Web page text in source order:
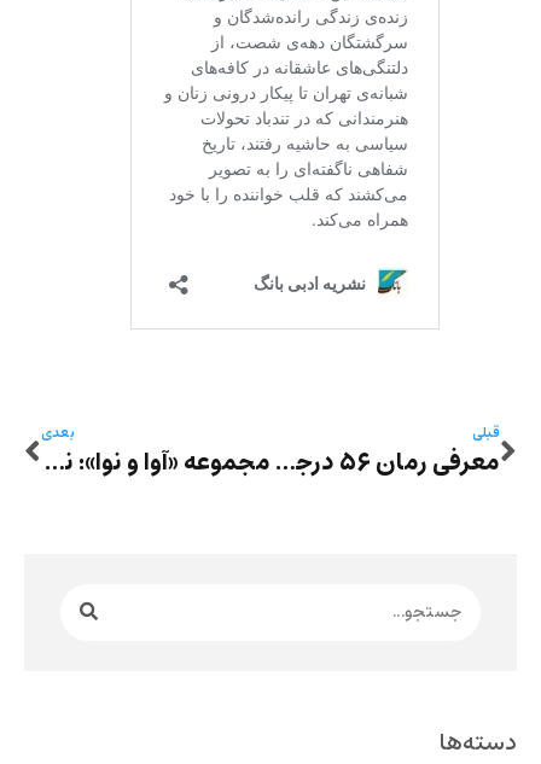
قبلی
معرفی رمان ۵۶ درجه با شیرین عزیزی مقدم: ساده چون لیوان آب در دنیایی تشنه
بعدی
مجموعه «آوا و نوا»: نویسندگی یک موهبت ذاتی یا یک مهارت اکتسابی؟
دسته‌ها